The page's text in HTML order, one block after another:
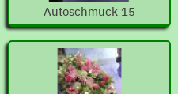
Autoschmuck 15